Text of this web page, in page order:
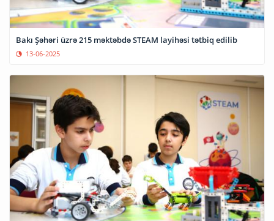
Bakı Şəhəri üzrə 215 məktəbdə STEAM layihəsi tətbiq edilib
13-06-2025